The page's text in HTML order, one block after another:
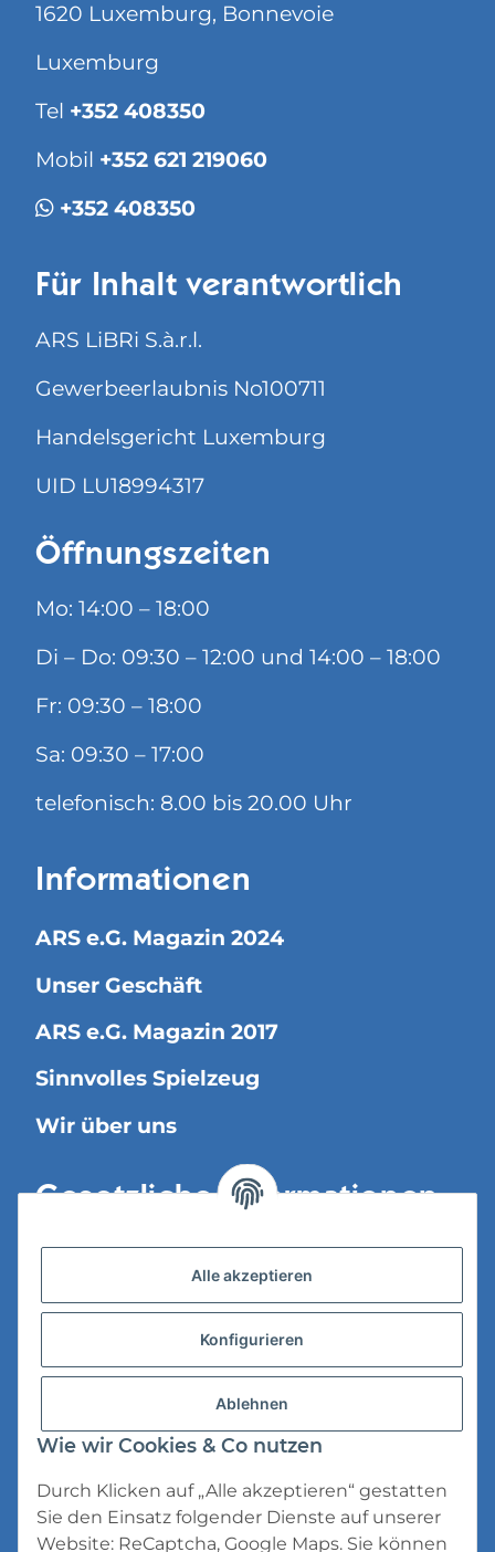
1620 Luxemburg, Bonnevoie
Luxemburg
Tel +352 408350
Mobil +352 621 219060
+352 408350
Für Inhalt verantwortlich
ARS LiBRi S.à.r.l.
Gewerbeerlaubnis No100711
Handelsgericht Luxemburg
UID LU18994317
Öffnungszeiten
Mo: 14:00 – 18:00
Di – Do: 09:30 – 12:00 und 14:00 – 18:00
Fr: 09:30 – 18:00
Sa: 09:30 – 17:00
telefonisch: 8.00 bis 20.00 Uhr
Informationen
ARS e.G. Magazin 2024
Unser Geschäft
ARS e.G. Magazin 2017
Sinnvolles Spielzeug
Wir über uns
Gesetzliche Informationen
Versandinformationen
Datenschutz
Impressum
Alle akzeptieren
Konfigurieren
Ablehnen
Wie wir Cookies & Co nutzen
Durch Klicken auf „Alle akzeptieren“ gestatten
Sie den Einsatz folgender Dienste auf unserer
Website: ReCaptcha, Google Maps. Sie können